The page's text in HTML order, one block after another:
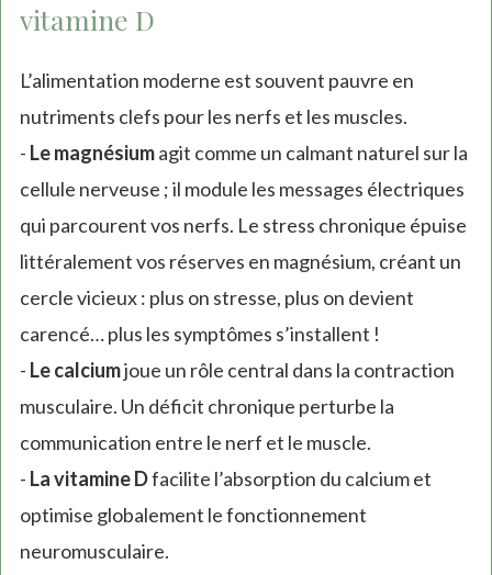
vitamine D
L’alimentation moderne est souvent pauvre en
nutriments clefs pour les nerfs et les muscles.
- Le magnésiumagit comme un calmant naturel sur la
cellule nerveuse ; il module les messages électriques
qui parcourent vos nerfs. Le stress chronique épuise
littéralement vos réserves en magnésium, créant un
cercle vicieux : plus on stresse, plus on devient
carencé… plus les symptômes s’installent !
- Le calciumjoue un rôle central dans la contraction
musculaire. Un déficit chronique perturbe la
communication entre le nerf et le muscle.
- La vitamine Dfacilite l’absorption du calcium et
optimise globalement le fonctionnement
neuromusculaire.